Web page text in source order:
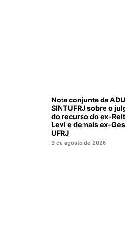
Nota conjunta da
SINTUFRJ sobre o
do recurso do ex-
Levi e demais ex-
UFRJ
3 de agosto de 2026